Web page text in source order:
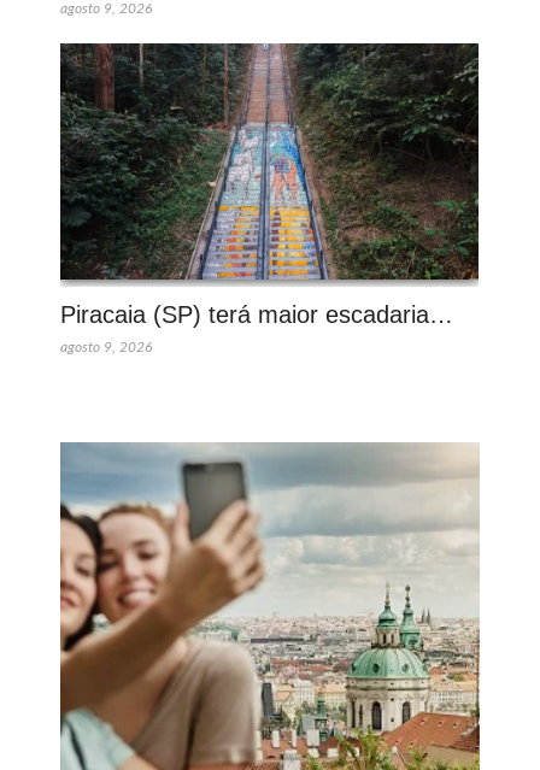
agosto 9, 2026
Piracaia (SP) terá maior escadaria…
agosto 9, 2026